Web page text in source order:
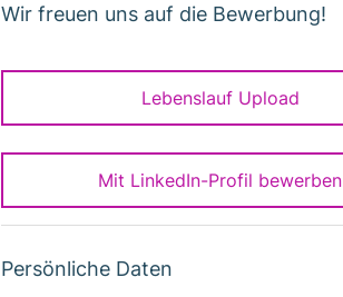
Wir freuen uns auf die Bewerbung!
Lebenslauf Upload
Mit LinkedIn-Profil bewerben
Persönliche Daten